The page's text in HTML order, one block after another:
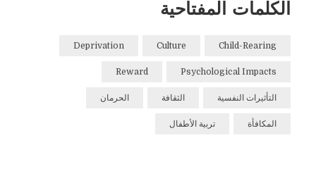
الكلمات المفتاحية
Child-Rearing
Culture
Deprivation
Psychological Impacts
Reward
التأثيرات النفسية الثقافة الحرمان
المكافأة تربية الأطفال